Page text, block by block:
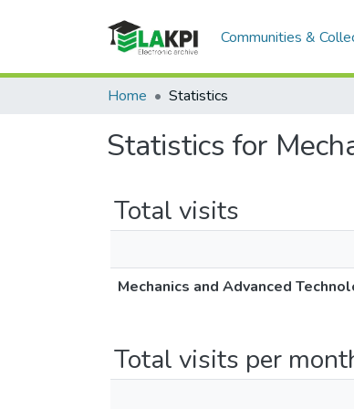
Communities &
Home Statistics
Statistics for
Total visits
Mechanics and Advanced
Total visits per